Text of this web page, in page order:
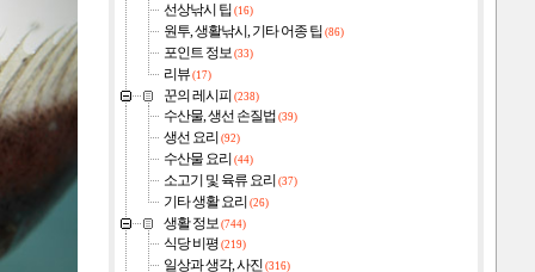
선상낚시 팁 (16)
원투, 생활낚시, 기타 어종 팁 (86)
포인트 정보 (33)
리뷰 (17)
꾼의 레시피 (238)
수산물, 생선 손질법 (39)
생선 요리 (92)
수산물 요리 (44)
소고기 및 육류 요리 (37)
기타 생활 요리 (26)
생활 정보 (744)
식당 비평 (219)
일상과 생각, 사진 (316)